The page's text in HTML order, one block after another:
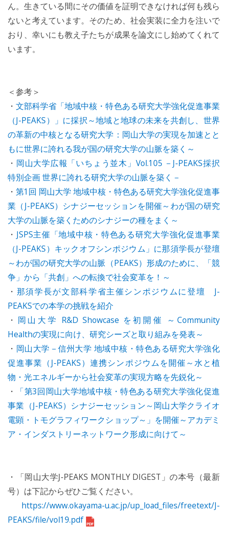
ん。生きている間にその価値を証明できなければ何も残ら
ないと考えています。そのため、社会実装に全力を注いで
おり、幸いにも教え子たちが成果を論文にし始めてくれて
います。
＜参考＞
・文部科学省「地域中核・特色ある研究大学強化促進事業
（J-PEAKS）」に採択～地域と地球の未来を共創し、世界
の革新の中核となる研究大学：岡山大学の実現を加速とと
もに世界に誇れる我が国の研究大学の山脈を築く～
・ 岡山大学広報「いちょう並木」Vol.105 －J-PEAKS採択
特別企画 世界に誇れる研究大学の山脈を築く－
・ 第1回 岡山大学 地域中核・特色ある研究大学強化促進事
業（J-PEAKS）シナジーセッションを開催～わが国の研究
大学の山脈を築くためのシナジーの種をまく～
・ JSPS主催「地域中核・特色ある研究大学強化促進事業
（J-PEAKS）キックオフシンポジウム」に那須学長が登壇
～わが国の研究大学の山脈（PEAKS）形成のために、「競
争」から「共創」への転換で社会変革を！～
・ 那須学長が文部科学省主催シンポジウムに登壇 J-
PEAKSでの本学の挑戦を紹介
・ 岡山大学 R&D Showcase を初開催 ～Community
Healthの実現に向け、研究シーズと取り組みを発表～
・ 岡山大学－信州大学 地域中核・特色ある研究大学強化
促進事業（J-PEAKS）連携シンポジウムを開催～水と植
物・光エネルギーから社会変革の実現方略を先鋭化～
・
「第3回岡山大学地域中核・特色ある研究大学強化促進
事業（J-PEAKS）シナジーセッション～岡山大学クライオ
電顕・トモグラフィワークショップ～」を開催～アカデミ
ア・インダストリーネットワーク形成に向けて～
・「岡山大学J-PEAKS MONTHLY DIGEST」の本号（最新
号）は下記からぜひご覧ください。
https://www.okayama-u.ac.jp/up_load_files/freetext/J-
PEAKS/file/vol19.pdf